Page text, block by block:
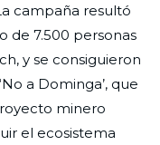
campaña resultó
de 7.500 personas
y se consiguieron
a Dominga’, que
minero
el ecosistema